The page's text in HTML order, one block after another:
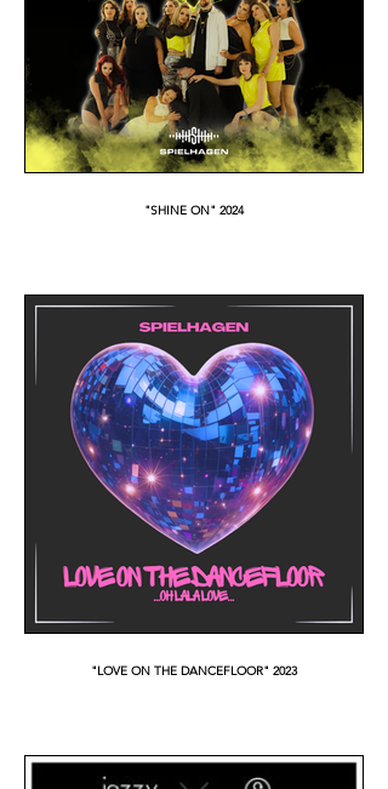
"SHINE ON" 2024
"LOVE ON THE DANCEFLOOR" 2023